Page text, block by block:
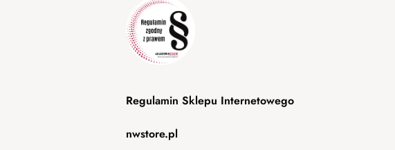
Regulamin Sklepu Internetowego
nwstore.pl